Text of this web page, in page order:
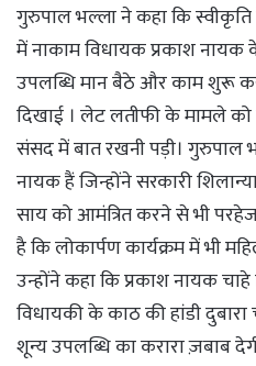
गुरुपाल भल्ला ने कहा कि
में नाकाम विधायक प्रकाश नायक
उपलब्धि मान बैठे और काम शुरू
दिखाई । लेट लतीफी के मामले
संसद में बात रखनी पड़ी। गुरुपाल
नायक हैं जिन्होंने सरकारी
साय को आमंत्रित करने से भी
है कि लोकार्पण कार्यक्रम में भी
उन्होंने कहा कि प्रकाश नायक
विधायकी के काठ की हांडी
शून्य उपलब्धि का करारा ज़बाब